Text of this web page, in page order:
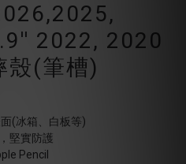
2022, 2020
殼(筆槽)
(冰箱、白板等)
堅實防護
Pencil